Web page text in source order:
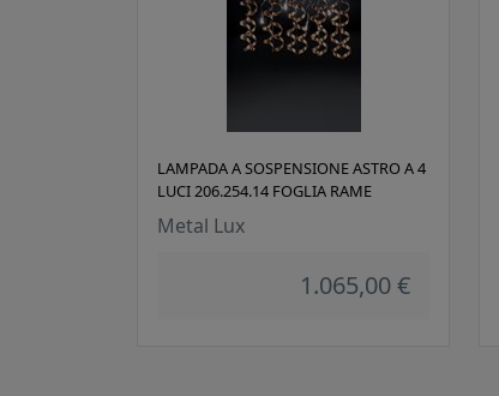
LAMPADA A SOSPENSIONE ASTRO A 4
LUCI 206.254.14 FOGLIA RAME
Metal Lux
1.065,00 €